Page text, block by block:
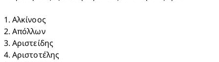
1. Αλκίνοος​
2. Απόλλων​
3. Αριστείδης​
4. Αριστοτέλης​